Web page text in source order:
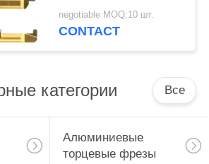
заказ филируя буря
резец для резать
negotiable MOQ:10 шт.
CONTACT
категории Все
Алюминиевые
торцевые фрезы